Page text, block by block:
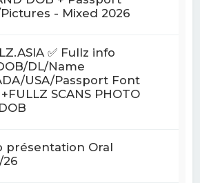
- Mixed 2026
✅ Fullz info
DL/Name
USA/Passport Font
SCANS PHOTO
présentation Oral
26